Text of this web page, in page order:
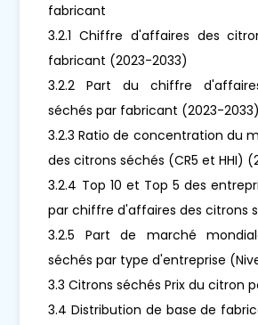
fabricant
3.2.1 Chiffre d'affaires des
fabricant (2023-2033)
3.2.2 Part du chiffre
séchés par fabricant (2023-2033)
3.2.3 Ratio de concentration du
des citrons séchés (CR5 et HHI)
3.2.4 Top 10 et Top 5 des
par chiffre d'affaires des citrons
3.2.5 Part de marché
séchés par type d'entreprise
3.3 Citrons séchés Prix ​​du citron
3.4 Distribution de base de